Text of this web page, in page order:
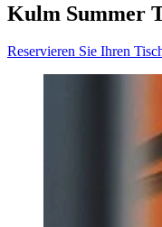
Kulm Summer
Reservieren Sie Ihren